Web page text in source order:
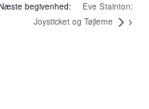
Eve Stainton:
Joysticket og Tøjlerne